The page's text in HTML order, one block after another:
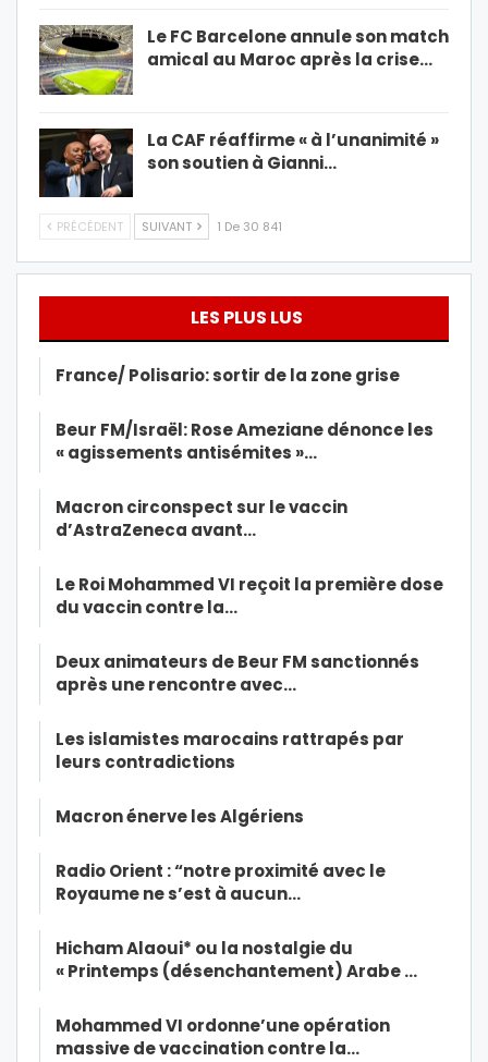
Le FC Barcelone annule son match
amical au Maroc après la crise…
La CAF réaffirme « à l’unanimité »
son soutien à Gianni…
PRÉCÉDENT SUIVANT 1 De 30 841
LES PLUS LUS
France/ Polisario: sortir de la zone grise
Beur FM/Israël: Rose Ameziane dénonce les
« agissements antisémites »…
Macron circonspect sur le vaccin
d’AstraZeneca avant…
Le Roi Mohammed VI reçoit la première dose
du vaccin contre la…
Deux animateurs de Beur FM sanctionnés
après une rencontre avec…
Les islamistes marocains rattrapés par
leurs contradictions
Macron énerve les Algériens
Radio Orient : “notre proximité avec le
Royaume ne s’est à aucun…
Hicham Alaoui* ou la nostalgie du
« Printemps (désenchantement) Arabe …
Mohammed VI ordonne’une opération
massive de vaccination contre la…